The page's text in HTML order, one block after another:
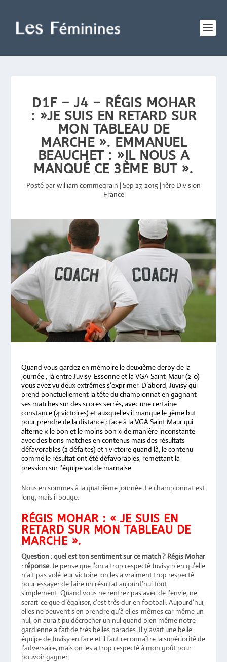
D1F – J4 – RÉGIS MOHAR
: »JE SUIS EN RETARD SUR
MON TABLEAU DE
MARCHE ». EMMANUEL
BEAUCHET : »IL NOUS A
MANQUÉ CE 3ÈME BUT ».
Posté parwilliam commegrain |Sep 27, 2015 |1ère Division
France
Quand vous gardez en mémoire le deuxième derby de la
journée ; là entre Juvisy-Essonne et la VGA Saint-Maur (2-0)
vous avez vu deux extrêmes s’exprimer. D’abord, Juvisy qui
prend ponctuellement la tête du championnat en gagnant
ses matches sur des scores serrés, avec une certaine
constance (4 victoires) et auxquelles il manque le 3ème but
pour prendre de la distance ; face à la VGA Saint Maur qui
alterne « le bon et le moins bon » de manière inconstante
avec des bons matches en contenus mais des résultats
défavorables (2 défaites) et 1 victoire quand là, le contenu
comme le résultat ont été défavorables, remettant la
pression sur l’équipe val de marnaise.
Nous en sommes à la quatrième journée. Le championnat est
long, mais il bouge.
RÉGIS MOHAR : « JE SUIS EN
RETARD SUR MON TABLEAU DE
MARCHE ».
Question : quel est ton sentiment sur ce match ? Régis Mohar
: réponse.Je pense que l’on a trop respecté Juvisy bien qu’elle
n’ait pas volé leur victoire. on les a vraiment trop respecté
pour essayer de faire un résultat aujourd’hui tout
simplement. Quand vous ne rentrez pas avec de l’envie, ne
serait-ce que d’égaliser, c’est très dur en football. Aujourd’hui,
elles ne peuvent s’en prendre qu’à elles-mêmes car même un
nul, on aurait pu décrocher un nul quand bien même notre
gardienne a fait de très belles parades. Il y avait une belle
équipe de Juvisy en face et il faut reconnaître la supériorité de
l’adversaire, mais on les a trop respecté à mon goût pour
pouvoir gagner.